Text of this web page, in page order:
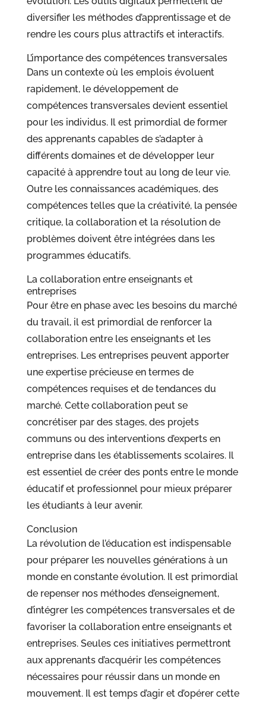
diversifier les méthodes d’apprentissage et de
rendre les cours plus attractifs et interactifs.
L’importance des compétences transversales
Dans un contexte où les emplois évoluent
rapidement, le développement de
compétences transversales devient essentiel
pour les individus. Il est primordial de former
des apprenants capables de s’adapter à
différents domaines et de développer leur
capacité à apprendre tout au long de leur vie.
Outre les connaissances académiques, des
compétences telles que la créativité, la pensée
critique, la collaboration et la résolution de
problèmes doivent être intégrées dans les
programmes éducatifs.
La collaboration entre enseignants et
entreprises
Pour être en phase avec les besoins du marché
du travail, il est primordial de renforcer la
collaboration entre les enseignants et les
entreprises. Les entreprises peuvent apporter
une expertise précieuse en termes de
compétences requises et de tendances du
marché. Cette collaboration peut se
concrétiser par des stages, des projets
communs ou des interventions d’experts en
entreprise dans les établissements scolaires. Il
est essentiel de créer des ponts entre le monde
éducatif et professionnel pour mieux préparer
les étudiants à leur avenir.
Conclusion
La révolution de l’éducation est indispensable
pour préparer les nouvelles générations à un
monde en constante évolution. Il est primordial
de repenser nos méthodes d’enseignement,
d’intégrer les compétences transversales et de
favoriser la collaboration entre enseignants et
entreprises. Seules ces initiatives permettront
aux apprenants d’acquérir les compétences
nécessaires pour réussir dans un monde en
mouvement. Il est temps d’agir et d’opérer cette